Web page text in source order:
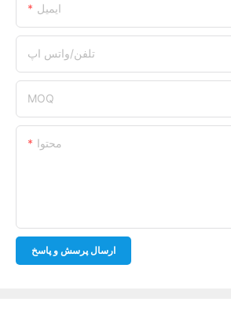
ایمیل
تلفن/واتس اپ
MOQ
محتوا
ارسال پرسش و پاسخ